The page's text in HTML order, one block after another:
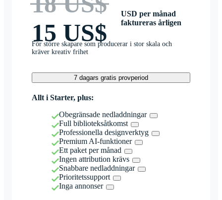
15 US$
USD per månad
faktureras årligen
För större skapare som producerar i stor skala och
kräver kreativ frihet
7 dagars gratis provperiod
Allt i Starter, plus:
Obegränsade nedladdningar
Full biblioteksåtkomst
Professionella designverktyg
Premium AI-funktioner
Ett paket per månad
Ingen attribution krävs
Snabbare nedladdningar
Prioritetssupport
Inga annonser